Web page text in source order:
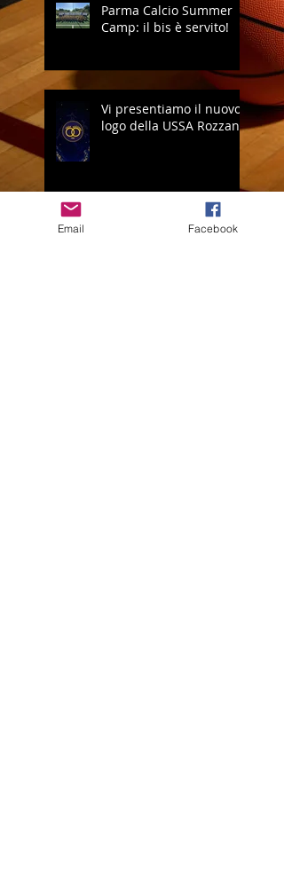
Parma Calcio Summer
Camp: il bis è servito!
Vi presentiamo il nuovo
logo della USSA Rozzano
Email Facebook